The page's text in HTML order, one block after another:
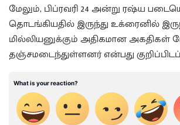
மேலும், பிப்ரவரி 24 அன்று ரஷ்ய
தொடங்கியதில் இருந்து உக்ரைனில்
மில்லியனுக்கும் அதிகமான அகதிகள்
தஞ்சமடைந்துள்ளனர் என்பது